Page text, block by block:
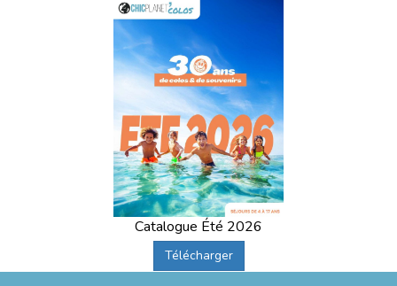
Catalogue Été 2026
Télécharger